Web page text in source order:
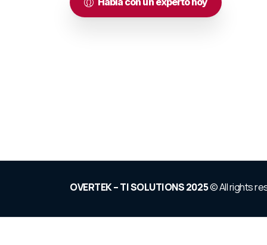
OVERTEK – TI SOLUTIONS 2025© All rights